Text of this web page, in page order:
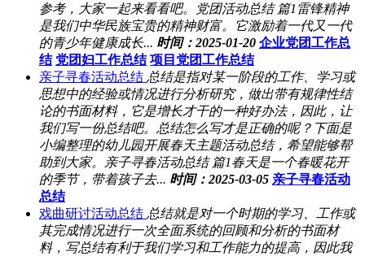
参考，大家一起来看看吧。党团活动总结 篇1雷锋精神
是我们中华民族宝贵的精神财富。它激励着一代又一代
的青少年健康成长... 时间：2025-01-20 企业党团工作总
结 党团妇工作总结 项目党团工作总结
亲子寻春活动总结 总结是指对某一阶段的工作、学习或
思想中的经验或情况进行分析研究，做出带有规律性结
论的书面材料，它是增长才干的一种好办法，因此，让
我们写一份总结吧。总结怎么写才是正确的呢？下面是
小编整理的幼儿园开展春天主题活动总结，希望能够帮
助到大家。亲子寻春活动总结 篇1春天是一个春暖花开
的季节，带着孩子去... 时间：2025-03-05 亲子寻春活动
总结
戏曲研讨活动总结 总结就是对一个时期的学习、工作或
其完成情况进行一次全面系统的回顾和分析的书面材
料，写总结有利于我们学习和工作能力的提高，因此我